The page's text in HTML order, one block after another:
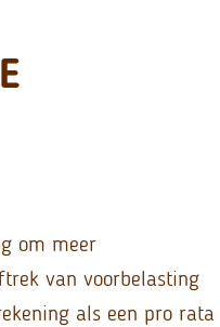
om meer
van voorbelasting
als een pro rata